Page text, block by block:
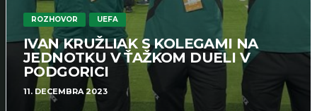
ROZHOVOR UEFA
IVAN KRUŽLIAK S KOLEGAMI NA
JEDNOTKU V ŤAŽKOM DUELI V
PODGORICI
11. DECEMBRA 2023